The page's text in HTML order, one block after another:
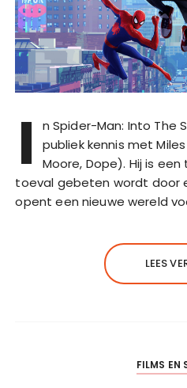
I
n Spider-Man: Into The
publiek kennis met
Moore, Dope). Hij is
toeval gebeten wordt door
opent een nieuwe wereld
LEES
FILMS EN